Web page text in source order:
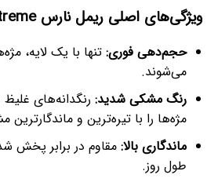
ویژگی‌های اصلی ریمل نارس Climax Extreme
حجم‌دهی فوری: تنها با یک لایه،
می‌شوند.
رنگ مشکی شدید: رنگدانه‌های
مژه‌ها را با تیره‌ترین و
ماندگاری بالا: مقاوم در برابر پخش
طول روز.